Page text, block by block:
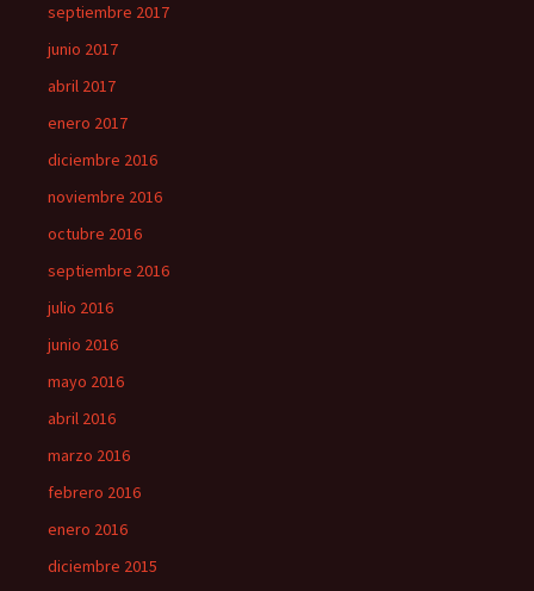
septiembre 2017
junio 2017
abril 2017
enero 2017
diciembre 2016
noviembre 2016
octubre 2016
septiembre 2016
julio 2016
junio 2016
mayo 2016
abril 2016
marzo 2016
febrero 2016
enero 2016
diciembre 2015